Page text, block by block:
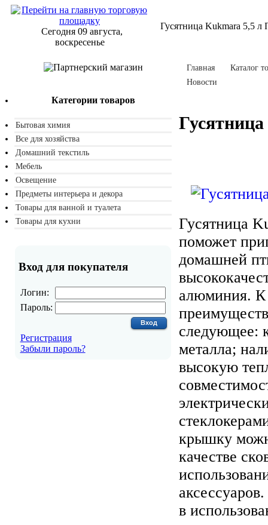
Сегодня 09 августа,
воскресенье
Гусятница Kukmara 5,5 л
Категории товаров
Бытовая химия
Все для хозяйства
Домашний текстиль
Мебель
Освещение
Предметы интерьера и декора
Товары для ванной и туалета
Товары для кухни
Вход для покупателя
Логин:
Пароль:
Регистрация
Забыли пароль?
Главная
Каталог
Новости
Гусятница
поможет
домашней
алюминия.
следующее:
металла;
высокую
крышку
качестве
в